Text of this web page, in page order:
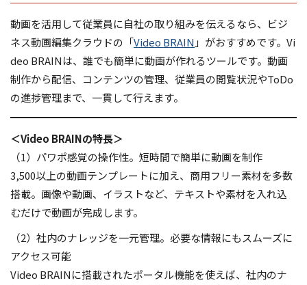
動画を活用して従業員に自社の取り組みを伝えるなら、ビジ
ネス動画編集クラウドの「Video BRAIN 」がおすすめです。Vi
deo BRAINは、誰でも簡単に動画が作れるツールです。動画
制作から配信、コンテンツの管理、従業員の閲覧状況やToDo
の進捗管理まで、一貫して行えます。
＜Video BRAINの特長＞
（1）パワポ感覚の操作性。短時間で簡単に動画を制作
3,500以上の動画テンプレートに加え、商用フリー素材を多数
搭載。画像や動画、イラストなど、テキストや素材を入れ込
むだけで動画が完成します。
（2）社内のナレッジを一元管理。必要な情報にもスムーズに
アクセス可能
Video BRAINに搭載されたポータル機能を使えば、社内のナ